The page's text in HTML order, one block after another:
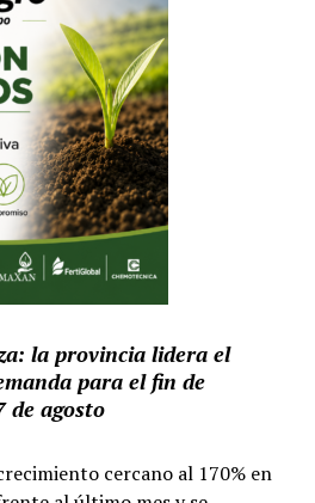
la provincia lidera el
para el fin de
de agosto
cercano al 170% en